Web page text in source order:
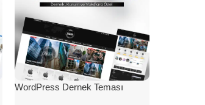
WordPress Dernek Teması